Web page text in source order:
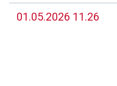
01.05.2026 11.26